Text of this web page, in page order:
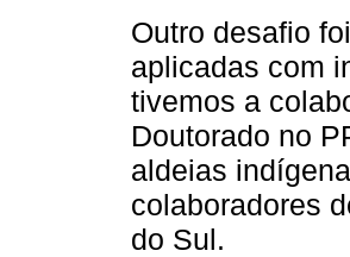
Outro desafio
aplicadas com
tivemos a
Doutorado no
aldeias
colaboradores
do Sul.